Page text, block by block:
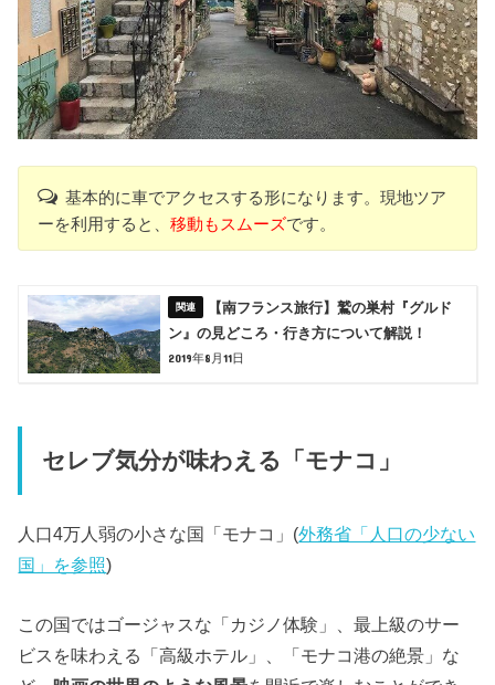
基本的に車でアクセスする形になります。現地ツア
ーを利用すると、移動もスムーズです。
【南フランス旅行】鷲の巣村『グルド
ン』の見どころ・行き方について解説！
2019年8月11日
セレブ気分が味わえる「モナコ」
人口4万人弱の小さな国「モナコ」(外務省「人口の少ない
国」を参照)
この国ではゴージャスな「カジノ体験」、最上級のサー
ビスを味わえる「高級ホテル」、「モナコ港の絶景」な